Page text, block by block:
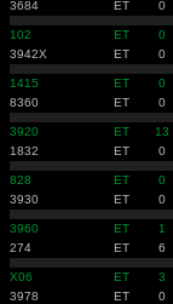
3684
ET 0
102 ET 0
3942X
ET 0
1415 ET 0
8360
ET 0
3920 ET 13
1832
ET 0
828 ET 0
3930
ET 0
3960 ET 1
274
ET 6
X06 ET 3
3978
ET 0